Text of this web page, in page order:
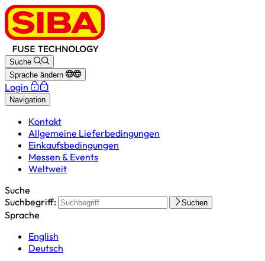
Suche
Sprache ändern
Login
Navigation
Kontakt
Allgemeine Lieferbedingungen
Einkaufsbedingungen
Messen & Events
Weltweit
Suche
Suchbegriff:
Suchen
Sprache
English
Deutsch